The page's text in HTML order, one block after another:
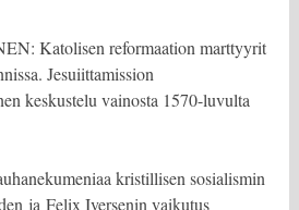
Katolisen reformaation marttyyrit
Jesuiittamission
keskustelu vainosta 1570-luvulta
kristillisen sosialismin
ja Felix Iversenin vaikutus